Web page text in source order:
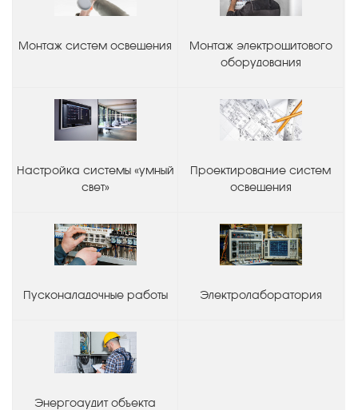
Монтаж систем освещения
Монтаж электрощитового
оборудования
Настройка системы «умный
свет»
Проектирование систем
освещения
Пусконаладочные работы Электролаборатория
Энергоаудит объекта